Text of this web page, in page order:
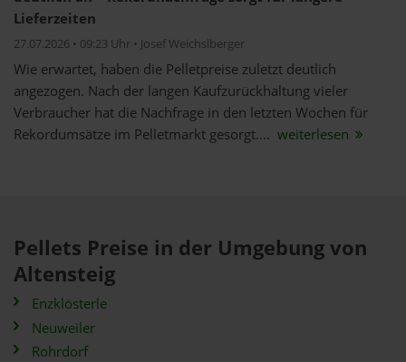
Lieferzeiten
27.07.2026 • 09:23 Uhr • Josef Weichslberger
Wie erwartet, haben die Pelletpreise zuletzt deutlich
angezogen. Nach der langen Kaufzurückhaltung vieler
Verbraucher hat die Nachfrage in den letzten Wochen für
Rekordumsätze im Pelletmarkt gesorgt.... weiterlesen
Pellets Preise in der Umgebung von
Altensteig
Enzklösterle
Neuweiler
Rohrdorf